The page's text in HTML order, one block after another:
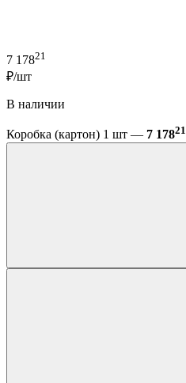
7 17821
₽/шт
В наличии
Коробка (картон) 1 шт — 7 17821